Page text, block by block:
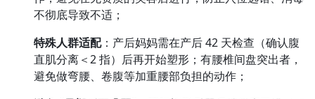
不彻底导致不适；
特殊人群适配：产后妈妈需在产后 42 天检查（确认腹
直肌分离＜2 指）后再开始塑形；有腰椎间盘突出者，
避免做弯腰、卷腹等加重腰部负担的动作；